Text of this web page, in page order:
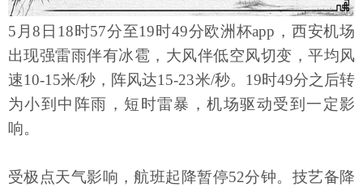
5月8日18时57分至19时49分欧洲杯app，西安机场
出现强雷雨伴有冰雹，大风伴低空风切变，平均风
速10-15米/秒，阵风达15-23米/秒。19时49分之后转
为小到中阵雨，短时雷暴，机场驱动受到一定影
响。
受极点天气影响，航班起降暂停52分钟。技艺备降